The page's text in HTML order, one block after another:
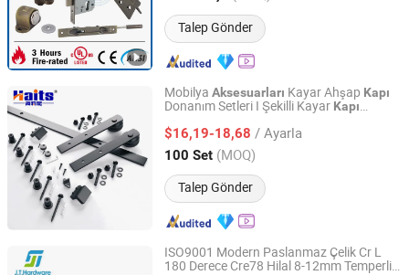
Talep Gönder
Mobilya Aksesuarları Kayar Ahşap Kapı
Donanım Setleri I Şekilli Kayar Kapı
$16,19-18,68 / Ayarla
100 Set (MOQ)
Talep Gönder
Jiangmen Tianhao Hardware And Electric Appliance
Co.,Ltd
Guangdong, China Fiyat 2016
ISO9001 Modern Paslanmaz Çelik Cr L
180 Derece Cre78 Hilal 8-12mm Temperli